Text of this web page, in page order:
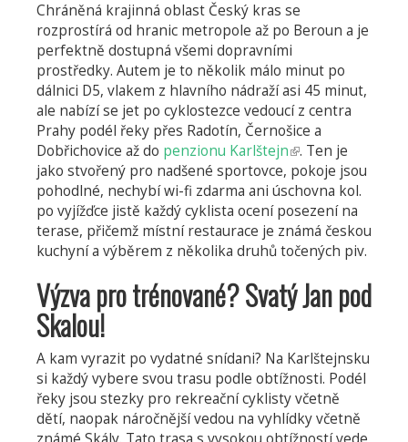
Chráněná krajinná oblast Český kras se
rozprostírá od hranic metropole až po Beroun a je
perfektně dostupná všemi dopravními
prostředky. Autem je to několik málo minut po
dálnici D5, vlakem z hlavního nádraží asi 45 minut,
ale nabízí se jet po cyklostezce vedoucí z centra
Prahy podél řeky přes Radotín, Černošice a
Dobřichovice až do penzionu Karlštejn(odkaz
je
externí)
. Ten je
jako stvořený pro nadšené sportovce, pokoje jsou
pohodlné, nechybí wi-fi zdarma ani úschovna kol.
po vyjížďce jistě každý cyklista ocení posezení na
terase, přičemž místní restaurace je známá českou
kuchyní a výběrem z několika druhů točených piv.
Výzva pro trénované? Svatý Jan pod
Skalou!
A kam vyrazit po vydatné snídani? Na Karlštejnsku
si každý vybere svou trasu podle obtížnosti. Podél
řeky jsou stezky pro rekreační cyklisty včetně
dětí, naopak náročnější vedou na vyhlídky včetně